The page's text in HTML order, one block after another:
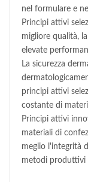
nel formulare e
Principi attivi
migliore qualità,
elevate
La sicurezza
principi attivi
costante di
Principi attivi
materiali di
meglio l'integrità
metodi produttivi